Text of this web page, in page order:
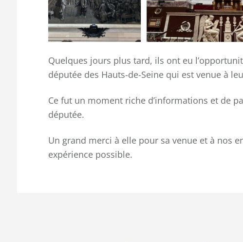
Quelques jours plus tard, ils ont eu
députée des Hauts-de-Seine qui est venue à
Ce fut un moment riche d’informations et de
députée.
Un grand merci à elle pour sa venue et à nos
expérience possible.